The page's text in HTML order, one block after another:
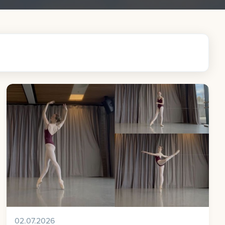
02.07.2026